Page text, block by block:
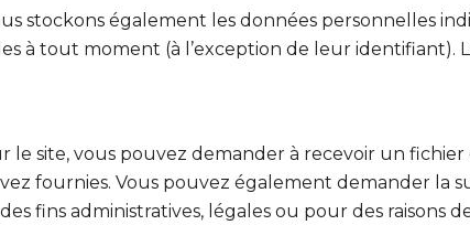
stockons également les données personnelles
à tout moment (à l’exception de leur identifiant).
le site, vous pouvez demander à recevoir un
fournies. Vous pouvez également demander la
fins administratives, légales ou pour des raisons